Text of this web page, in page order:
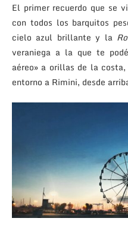
El primer recuerdo que se
con todos los barquitos
cielo azul brillante y la
veraniega a la que te
aéreo» a orillas de la
entorno a Rimini, desde